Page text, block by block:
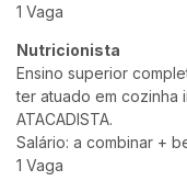
1 Vaga
Nutricionista
Ensino superior
ter atuado em cozinha
ATACADISTA.
Salário: a combinar +
1 Vaga